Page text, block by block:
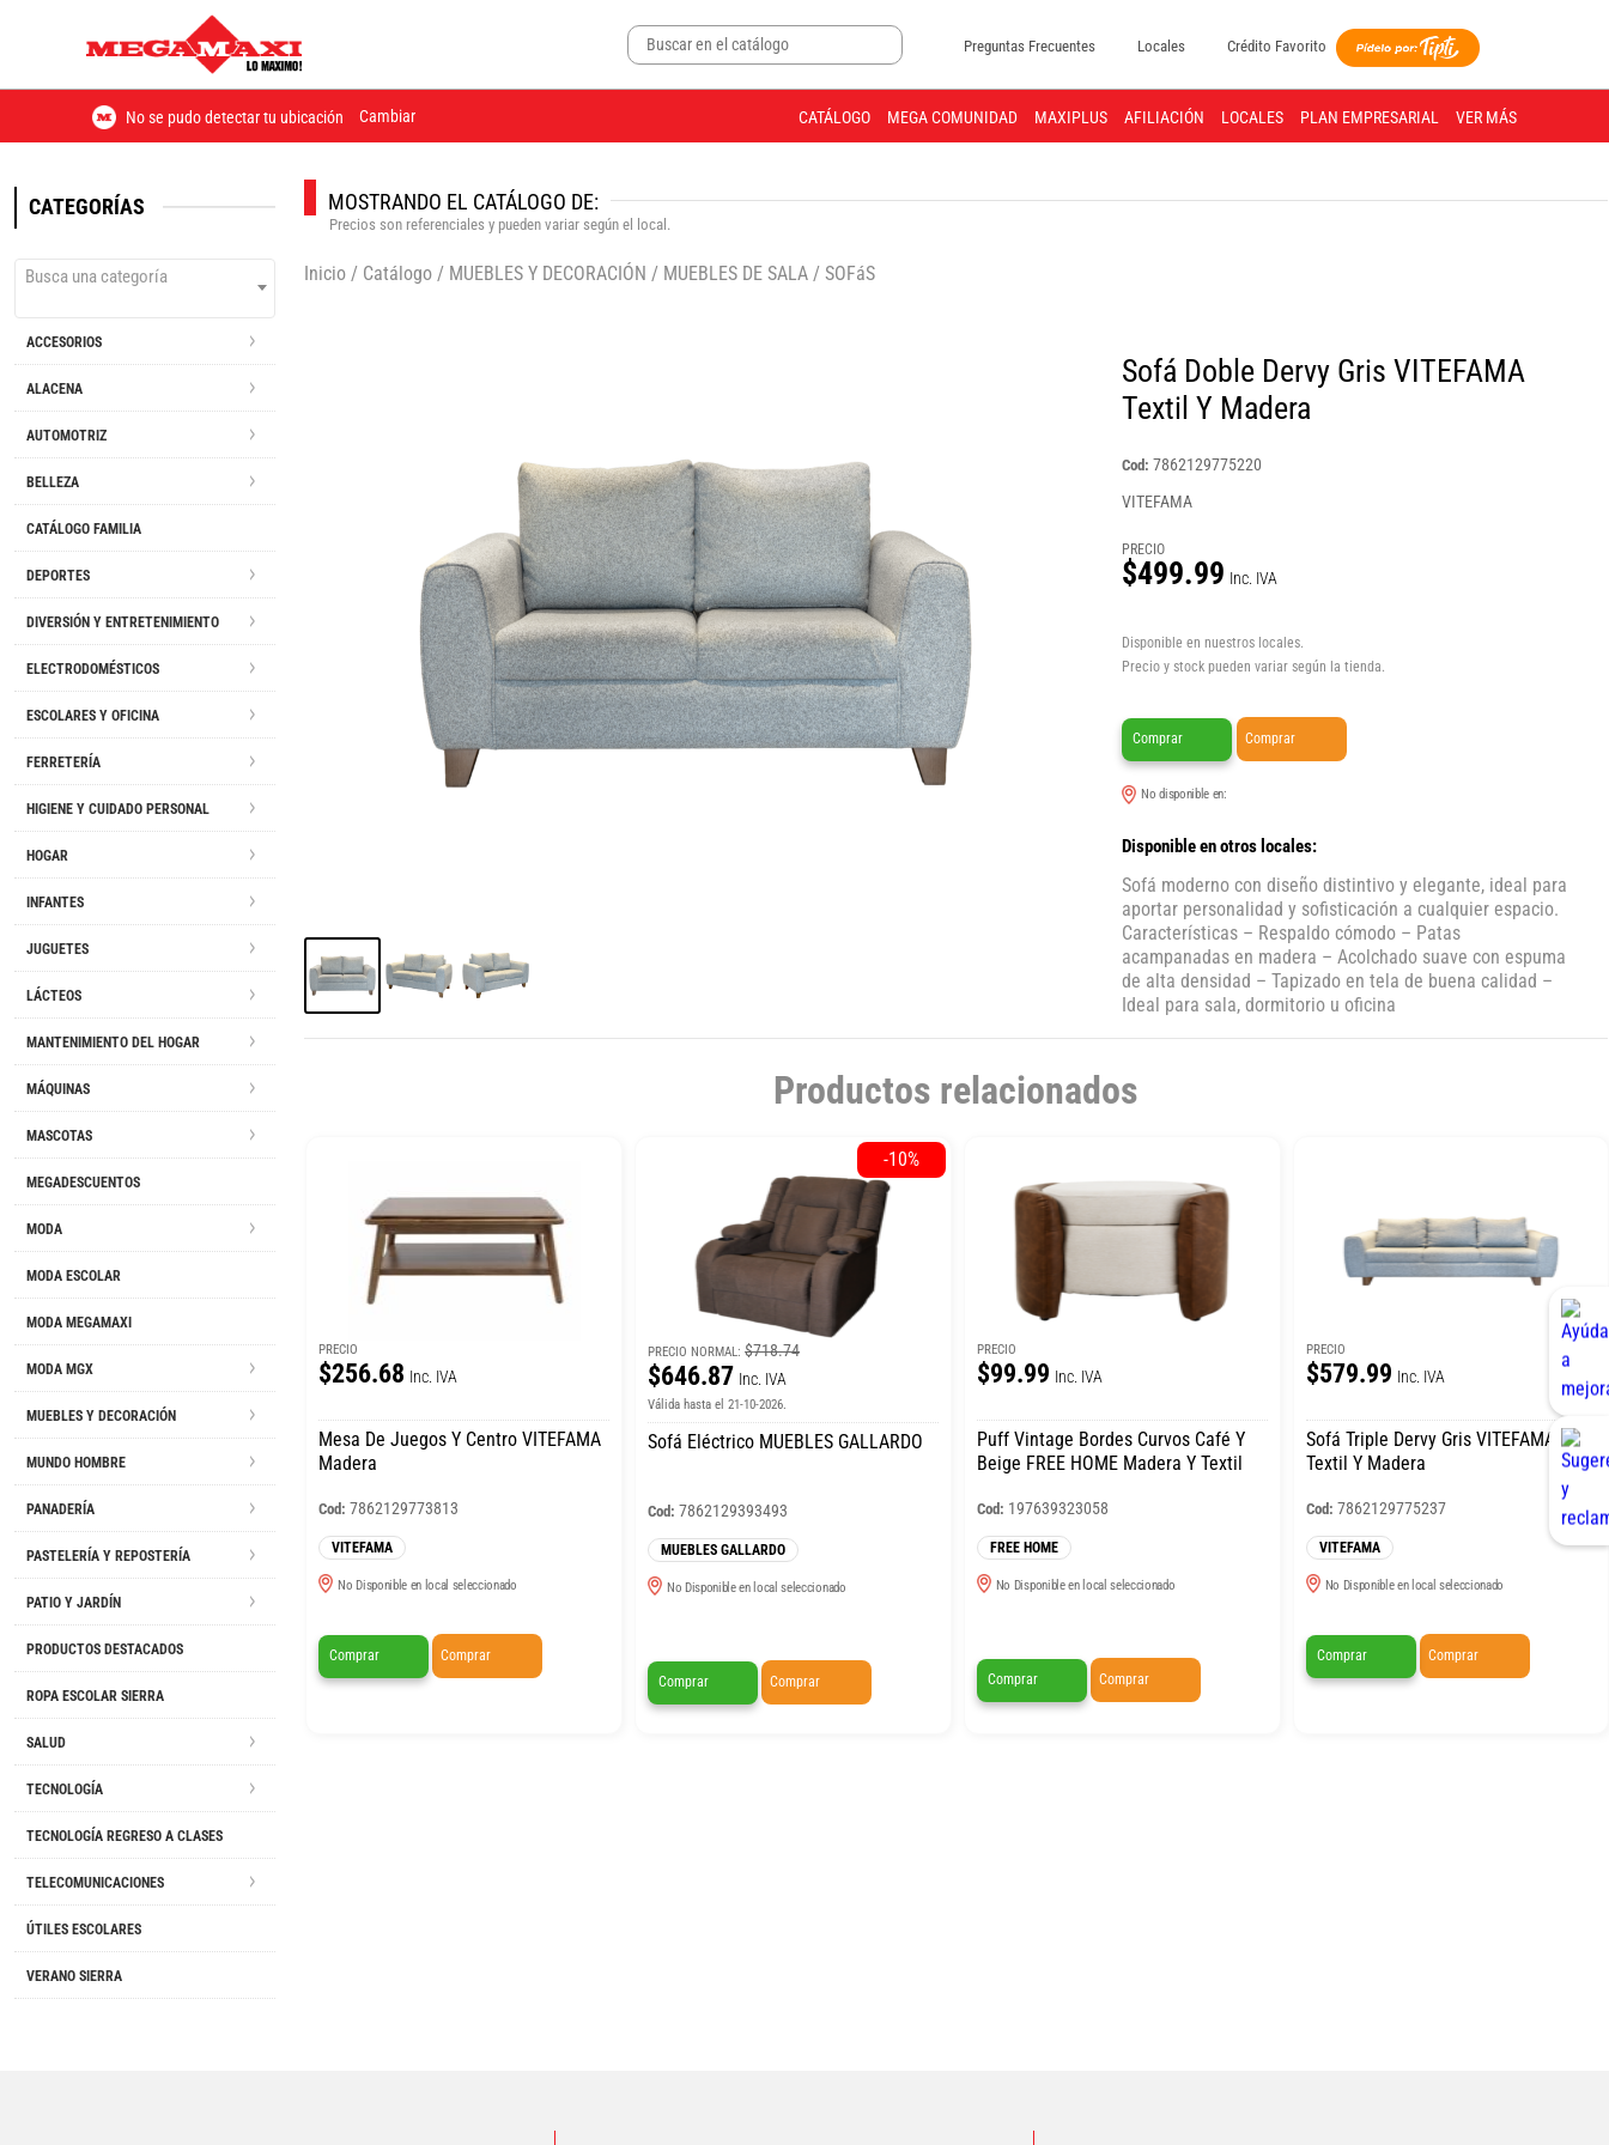
Preguntas Frecuentes Locales Crédito Favorito
No se pudo detectar tu ubicación Cambiar CATÁLOGO MEGA COMUNIDAD MAXIPLUS AFILIACIÓN LOCALES PLAN EMPRESARIAL VER MÁS
CATEGORÍAS
Busca una categoría
ACCESORIOS
ALACENA
AUTOMOTRIZ
BELLEZA
CATÁLOGO FAMILIA
DEPORTES
DIVERSIÓN Y ENTRETENIMIENTO
ELECTRODOMÉSTICOS
ESCOLARES Y OFICINA
FERRETERÍA
HIGIENE Y CUIDADO PERSONAL
HOGAR
INFANTES
JUGUETES
LÁCTEOS
MANTENIMIENTO DEL HOGAR
MÁQUINAS
MASCOTAS
MEGADESCUENTOS
MODA
MODA ESCOLAR
MODA MEGAMAXI
MODA MGX
MUEBLES Y DECORACIÓN
MUNDO HOMBRE
PANADERÍA
PASTELERÍA Y REPOSTERÍA
PATIO Y JARDÍN
PRODUCTOS DESTACADOS
ROPA ESCOLAR SIERRA
SALUD
TECNOLOGÍA
TECNOLOGÍA REGRESO A CLASES
TELECOMUNICACIONES
ÚTILES ESCOLARES
VERANO SIERRA
MOSTRANDO EL CATÁLOGO DE:
Precios son referenciales y pueden variar según el local.
Inicio / Catálogo / MUEBLES Y DECORACIÓN / MUEBLES DE SALA / SOFáS
Sofá Doble Dervy Gris VITEFAMA
Textil Y Madera
Cod: 7862129775220
VITEFAMA
PRECIO
$499.99 Inc. IVA
Disponible en nuestros locales.
Precio y stock pueden variar según la tienda.
Comprar Comprar
No disponible en:
Disponible en otros locales:
Sofá moderno con diseño distintivo y elegante, ideal para
aportar personalidad y sofisticación a cualquier espacio.
Características – Respaldo cómodo – Patas
acampanadas en madera – Acolchado suave con espuma
de alta densidad – Tapizado en tela de buena calidad –
Ideal para sala, dormitorio u oficina
Productos relacionados
PRECIO
$256.68 Inc. IVA
Mesa De Juegos Y Centro VITEFAMA
Madera
Cod: 7862129773813
VITEFAMA
No Disponible en local seleccionado
Comprar Comprar
PRECIO NORMAL:$718.74
$646.87 Inc. IVA
Válida hasta el 21-10-2026.
Sofá Eléctrico MUEBLES GALLARDO
Cod: 7862129393493
MUEBLES GALLARDO
No Disponible en local seleccionado
Comprar Comprar
-10%
PRECIO
$99.99 Inc. IVA
Puff Vintage Bordes Curvos Café Y
Beige FREE HOME Madera Y Textil
Cod: 197639323058
FREE HOME
No Disponible en local seleccionado
Comprar Comprar
PRECIO
$579.99 Inc. IVA
Sofá Triple Dervy Gris VITEFAMA
Textil Y Madera
Cod: 7862129775237
VITEFAMA
No Disponible en local seleccionado
Comprar Comprar